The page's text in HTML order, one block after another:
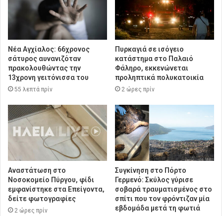
Νέα Αγχίαλος: 66χρονος
σάτυρος αυνανιζόταν
πρακολουθώντας την
13χρονη γειτόνισσα του
55 λεπτά πρίν
Πυρκαγιά σε ισόγειο
κατάστημα στο Παλαιό
Φάληρο, εκκενώνεται
προληπτικά πολυκατοικία
2 ώρες πρίν
Αναστάτωση στο
Νοσοκομείο Πύργου, φίδι
εμφανίστηκε στα Επείγοντα,
δείτε φωτογραφίες
2 ώρες πρίν
Συγκίνηση στο Πόρτο
Γερμενό: Σκύλος γύρισε
σοβαρά τραυματισμένος στο
σπίτι που τον φρόντιζαν μία
εβδομάδα μετά τη φωτιά